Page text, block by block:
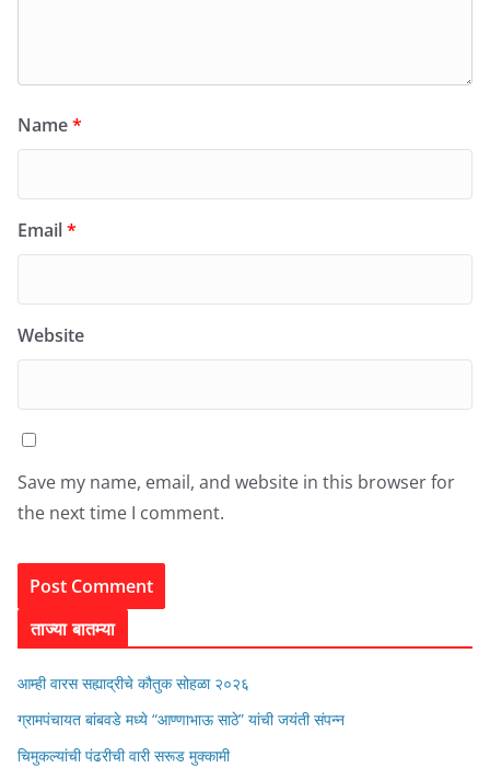
Name*
Email*
Website
Save my name, email, and website in this browser for
the next time I comment.
ताज्या बातम्या
आम्ही वारस सह्याद्रीचे कौतुक सोहळा २०२६
ग्रामपंचायत बांबवडे मध्ये “आण्णाभाऊ साठे” यांची जयंती संपन्न
चिमुकल्यांची पंढरीची वारी सरूड मुक्कामी